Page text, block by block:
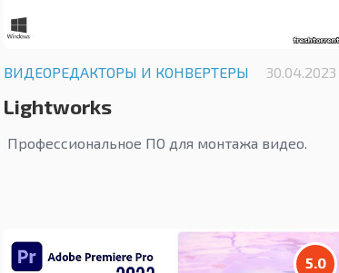
ВИДЕОРЕДАКТОРЫ И КОНВЕРТЕРЫ 30.04.2023
Lightworks
Профессиональное ПО для монтажа видео.
5.0